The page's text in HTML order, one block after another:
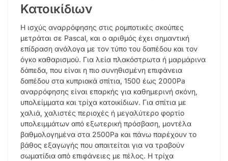
Κατοικίδιων
Η ισχύς αναρρόφησης στις ρομποτικές σκούπες
μετράται σε Pascal, και ο αριθμός έχει σημαντική
επίδραση ανάλογα με τον τύπο του δαπέδου και τον
όγκο καθαρισμού. Για λεία πλακόστρωτα ή μαρμάρινα
δάπεδα, που είναι η πιο συνηθισμένη επιφάνεια
δαπέδου στα κυπριακά σπίτια, 1500 έως 2000Pa
αναρρόφησης είναι επαρκής για καθημερινή σκόνη,
υπολείμματα και τρίχα κατοικίδιων. Για σπίτια με
χαλιά, χαλιστές περιοχές ή μεγαλύτερο φορτίο
υπολειμμάτων από εξωτερική πρόσβαση, μοντέλα
βαθμολογημένα στα 2500Pa και πάνω παρέχουν το
βάθος εξαγωγής που απαιτείται για να τραβούν
σωματίδια από επιφάνειες με πέλος. Η τρίχα